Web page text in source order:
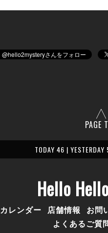
PAGE
TODAY 46 |
Hello
カレンダー 店舗情報 お問
よくあるご質